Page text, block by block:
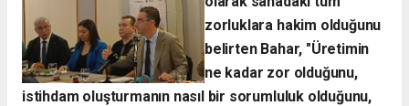
zorluklara hakim olduğunu
belirten Bahar, "Üretimin
ne kadar zor olduğunu,
istihdam oluşturmanın nasıl bir sorumluluk olduğunu,